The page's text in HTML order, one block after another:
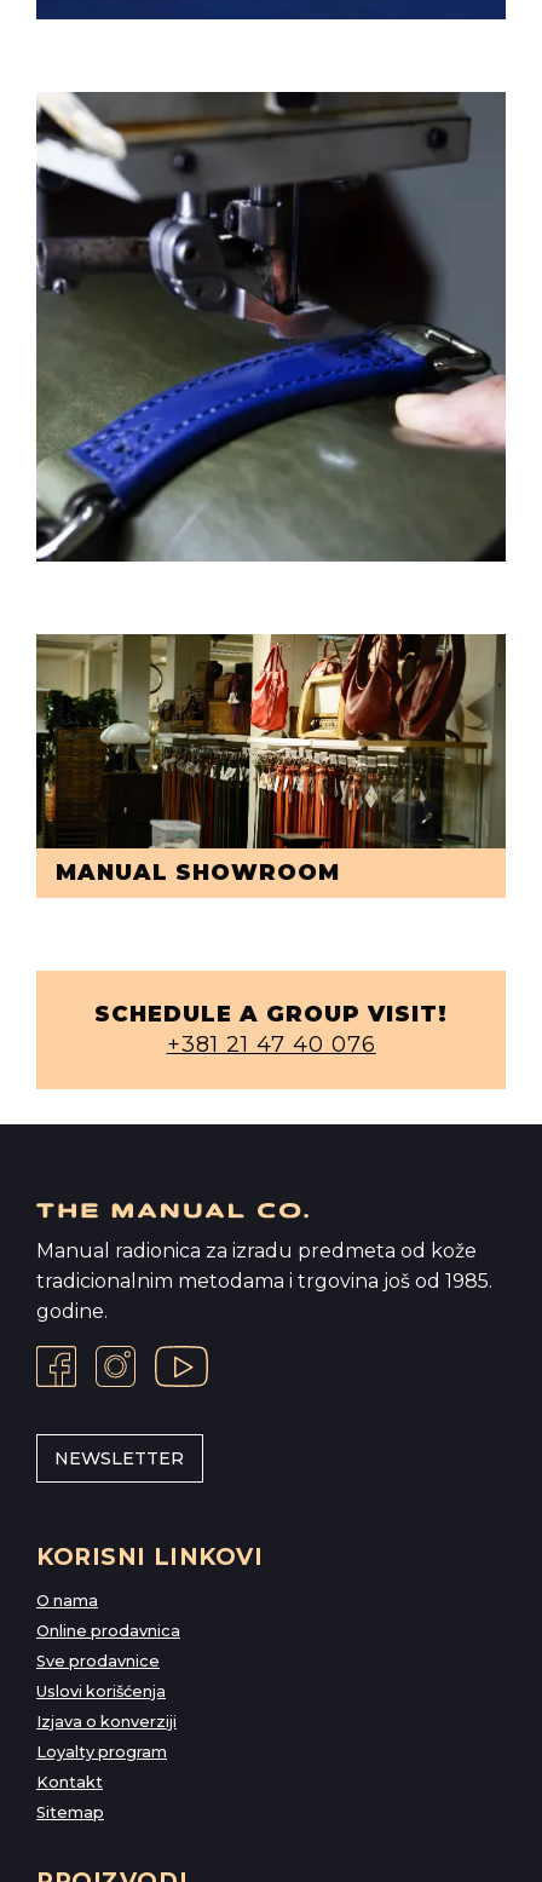
MANUAL SHOWROOM
SCHEDULE A GROUP VISIT!
+381 21 47 40 076
Manual radionica za izradu predmeta od kože
tradicionalnim metodama i trgovina još od 1985.
godine.
NEWSLETTER
KORISNI LINKOVI
O nama
Online prodavnica
Sve prodavnice
Uslovi korišćenja
Izjava o konverziji
Loyalty program
Kontakt
Sitemap